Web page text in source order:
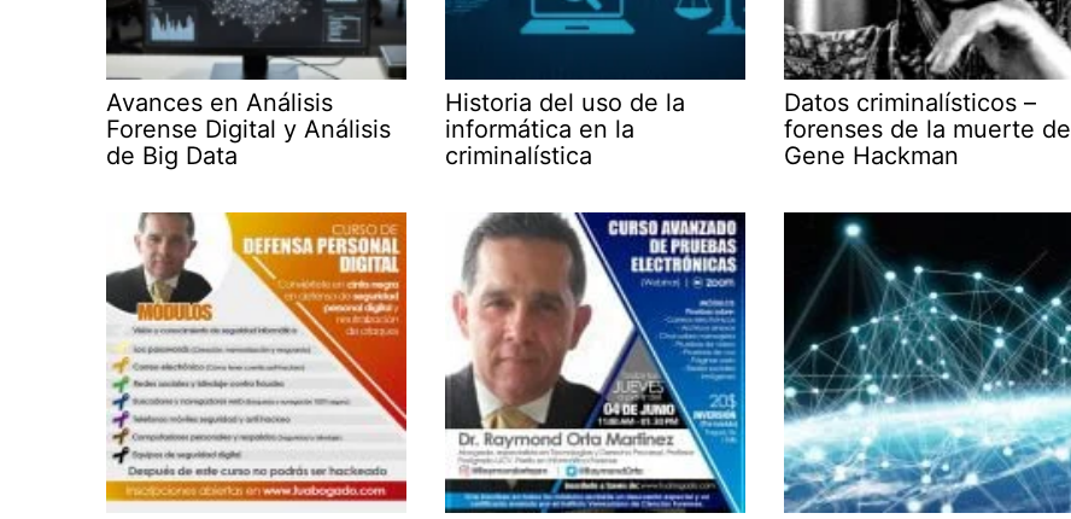
Avances en Análisis
Forense Digital y Análisis
de Big Data
Historia del uso de la
informática en la
criminalística
Datos criminalísticos –
forenses de la muerte de
Gene Hackman